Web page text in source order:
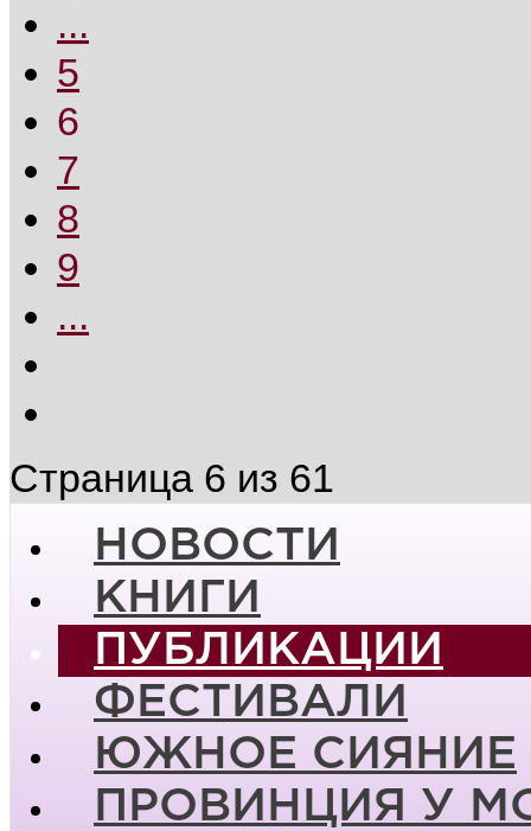
...
5
6
7
8
9
...
Страница 6 из 61
НОВОСТИ
КНИГИ
ПУБЛИКАЦИИ
ФЕСТИВАЛИ
ЮЖНОЕ СИЯНИЕ
ПРОВИНЦИЯ У